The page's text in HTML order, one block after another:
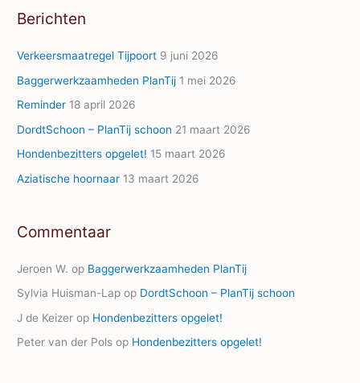
d
e
s
s
Berichten
Verkeersmaatregel Tijpoort 9 juni 2026
Baggerwerkzaamheden PlanTij 1 mei 2026
Reminder 18 april 2026
DordtSchoon – PlanTij schoon 21 maart 2026
Hondenbezitters opgelet! 15 maart 2026
Aziatische hoornaar 13 maart 2026
Commentaar
Jeroen W. op Baggerwerkzaamheden PlanTij
Sylvia Huisman-Lap op DordtSchoon – PlanTij schoon
J de Keizer op Hondenbezitters opgelet!
Peter van der Pols op Hondenbezitters opgelet!